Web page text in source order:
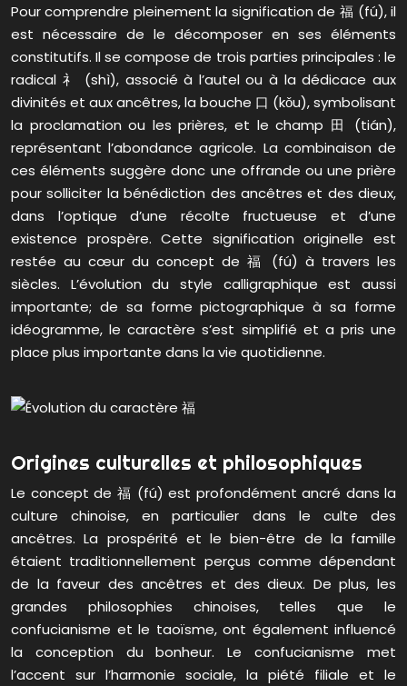
Pour comprendre pleinement la signification de 福 (fú), il
est nécessaire de le décomposer en ses éléments
constitutifs. Il se compose de trois parties principales : le
radical 礻 (shì), associé à l’autel ou à la dédicace aux
divinités et aux ancêtres, la bouche 口 (kǒu), symbolisant
la proclamation ou les prières, et le champ 田 (tián),
représentant l’abondance agricole. La combinaison de
ces éléments suggère donc une offrande ou une prière
pour solliciter la bénédiction des ancêtres et des dieux,
dans l’optique d’une récolte fructueuse et d’une
existence prospère. Cette signification originelle est
restée au cœur du concept de 福 (fú) à travers les
siècles. L’évolution du style calligraphique est aussi
importante; de sa forme pictographique à sa forme
idéogramme, le caractère s’est simplifié et a pris une
place plus importante dans la vie quotidienne.
Origines culturelles et philosophiques
Le concept de 福 (fú) est profondément ancré dans la
culture chinoise, en particulier dans le culte des
ancêtres. La prospérité et le bien-être de la famille
étaient traditionnellement perçus comme dépendant
de la faveur des ancêtres et des dieux. De plus, les
grandes philosophies chinoises, telles que le
confucianisme et le taoïsme, ont également influencé
la conception du bonheur. Le confucianisme met
l’accent sur l’harmonie sociale, la piété filiale et le